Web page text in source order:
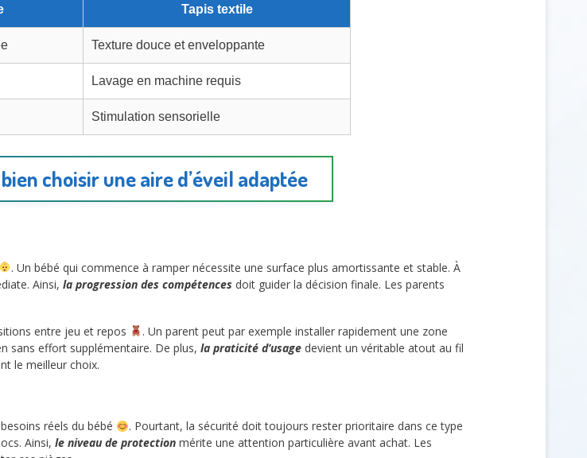
Tapis textile
Texture douce et enveloppante
Lavage en machine requis
Stimulation sensorielle
choisir une aire d’éveil adaptée
. Un bébé qui commence à ramper nécessite une surface plus amortissante et stable. À
Ainsi, la progression des compétences doit guider la décision finale. Les parents
entre jeu et repos
. Un parent peut par exemple installer rapidement une zone
sans effort supplémentaire. De plus, la praticité d’usage devient un véritable atout au fil
le meilleur choix.
réels du bébé
. Pourtant, la sécurité doit toujours rester prioritaire dans ce type
Ainsi, le niveau de protection mérite une attention particulière avant achat. Les